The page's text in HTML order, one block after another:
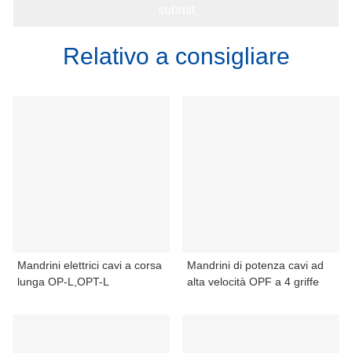
Relativo a consigliare
Mandrini elettrici cavi a corsa
lunga OP-L,OPT-L
Mandrini di potenza cavi ad
alta velocità OPF a 4 griffe